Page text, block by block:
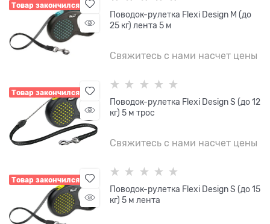
Товар закончился
Поводок-рулетка Flexi Design M (до
25 кг) лента 5 м
Свяжитесь с нами насчет цены
Товар закончился
Поводок-рулетка Flexi Design S (до 12
кг) 5 м трос
Свяжитесь с нами насчет цены
Товар закончился
Поводок-рулетка Flexi Design S (до 15
кг) 5 м лента